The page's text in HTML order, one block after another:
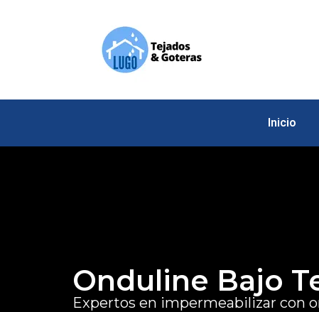
Inicio
Onduline Bajo
Expertos en impermeabilizar con